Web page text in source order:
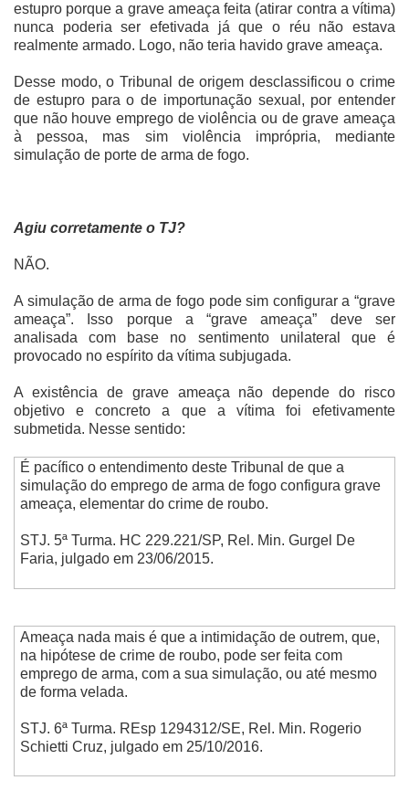
estupro porque a grave ameaça feita (atirar contra a vítima)
nunca poderia ser efetivada já que o réu não estava
realmente armado. Logo, não teria havido grave ameaça.
Desse modo, o Tribunal de origem desclassificou o crime
de estupro para o de importunação sexual, por entender
que não houve emprego de violência ou de grave ameaça
à pessoa, mas sim violência imprópria, mediante
simulação de porte de arma de fogo.
Agiu corretamente o TJ?
NÃO.
A simulação de arma de fogo pode sim configurar a “grave
ameaça”. Isso porque a “grave ameaça” deve ser
analisada com base no sentimento unilateral que é
provocado no espírito da vítima subjugada.
A existência de grave ameaça não depende do risco
objetivo e concreto a que a vítima foi efetivamente
submetida. Nesse sentido:
É pacífico o entendimento deste Tribunal de que a
simulação do emprego de arma de fogo configura grave
ameaça, elementar do crime de roubo.
STJ. 5ª Turma. HC 229.221/SP, Rel. Min. Gurgel De
Faria, julgado em 23/06/2015.
Ameaça nada mais é que a intimidação de outrem, que,
na hipótese de crime de roubo, pode ser feita com
emprego de arma, com a sua simulação, ou até mesmo
de forma velada.
STJ. 6ª Turma. REsp 1294312/SE, Rel. Min. Rogerio
Schietti Cruz, julgado em 25/10/2016.